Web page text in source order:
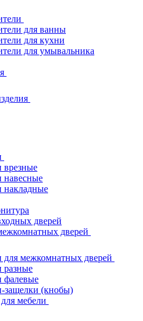
для ванны
для кухни
для умывальника
врезные
навесные
накладные
дверей
дверей
для межкомнатных дверей
разные
фалевые
защелки (кнобы)
мебели